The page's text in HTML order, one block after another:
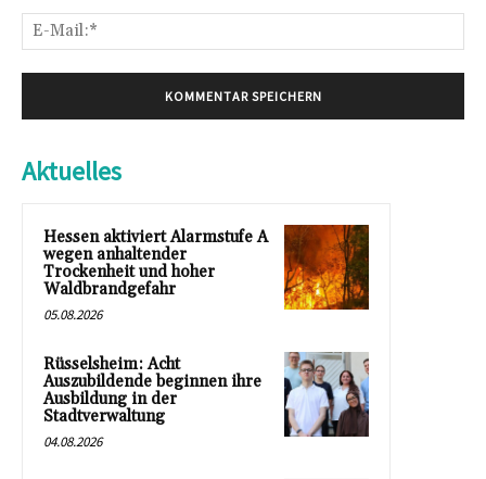
Aktuelles
Hessen aktiviert Alarmstufe A
wegen anhaltender
Trockenheit und hoher
Waldbrandgefahr
05.08.2026
Rüsselsheim: Acht
Auszubildende beginnen ihre
Ausbildung in der
Stadtverwaltung
04.08.2026